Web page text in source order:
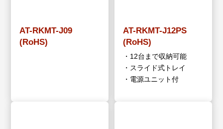
AT-RKMT-J09
(RoHS)
AT-RKMT-J12PS
(RoHS)
・12台まで収納可能
・スライド式トレイ
・電源ユニット付